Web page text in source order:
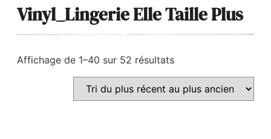
Vinyl_Lingerie Elle Taille Plus
Affichage de 1–40 sur 52 résultats